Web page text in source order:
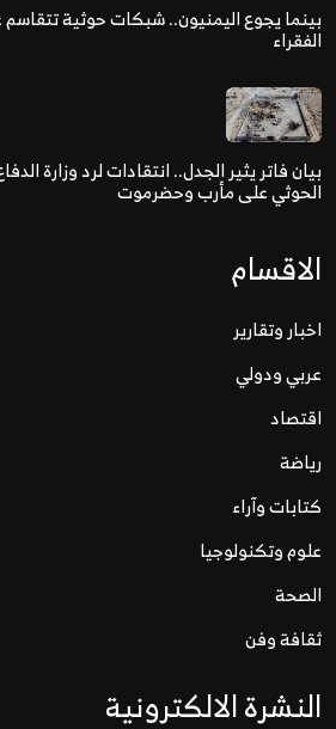
بينما يجوع اليمنيون.. شبكات حوثية تتقاسم
الفقراء
بيان فاتر يثير الجدل.. انتقادات لرد وزارة
الحوثي على مأرب وحضرموت
الاقسام
اخبار وتقارير
عربي ودولي
اقتصاد
رياضة
كتابات وآراء
علوم وتكنولوجيا
الصحة
ثقافة وفن
النشرة الالكترونية